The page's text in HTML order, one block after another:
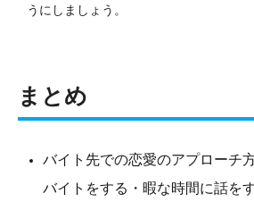
うにしましょう。
まとめ
バイト先での恋愛のアプローチ
バイトをする・暇な時間に話を